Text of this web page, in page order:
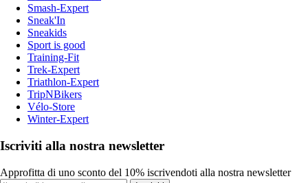
Smash-Expert
Sneak'In
Sneakids
Sport is good
Training-Fit
Trek-Expert
Triathlon-Expert
TripNBikers
Vélo-Store
Winter-Expert
Iscriviti alla nostra newsletter
Approfitta di uno sconto del 10% iscrivendoti alla nostra newsletter